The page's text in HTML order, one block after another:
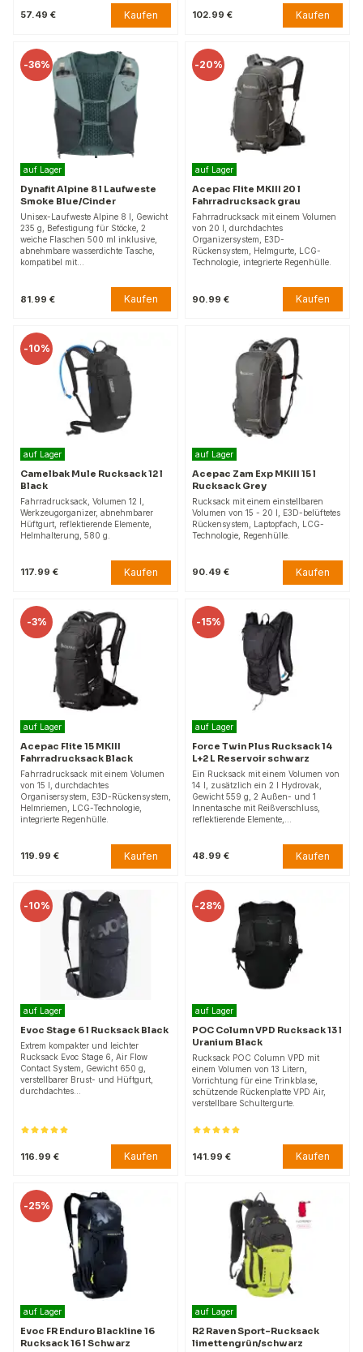
57.49 € Kaufen 102.99 € Kaufen
-36%
auf Lager
Dynafit Alpine 8 l Laufweste
Smoke Blue/Cinder
Unisex-Laufweste Alpine 8 l, Gewicht
235 g, Befestigung für Stöcke, 2
weiche Flaschen 500 ml inklusive,
abnehmbare wasserdichte Tasche,
kompatibel mit…
81.99 € Kaufen
-20%
auf Lager
Acepac Flite MKIII 20 l
Fahrradrucksack grau
Fahrradrucksack mit einem Volumen
von 20 l, durchdachtes
Organizersystem, E3D-
Rückensystem, Helmgurte, LCG-
Technologie, integrierte Regenhülle.
90.99 € Kaufen
-10%
auf Lager
Camelbak Mule Rucksack 12 l
Black
Fahrradrucksack, Volumen 12 l,
Werkzeugorganizer, abnehmbarer
Hüftgurt, reflektierende Elemente,
Helmhalterung, 580 g.
117.99 € Kaufen
auf Lager
Acepac Zam Exp MKIII 15 l
Rucksack Grey
Rucksack mit einem einstellbaren
Volumen von 15 - 20 l, E3D-belüftetes
Rückensystem, Laptopfach, LCG-
Technologie, Regenhülle.
90.49 € Kaufen
-3%
auf Lager
Acepac Flite 15 MKIII
Fahrradrucksack Black
Fahrradrucksack mit einem Volumen
von 15 l, durchdachtes
Organisersystem, E3D-Rückensystem,
Helmriemen, LCG-Technologie,
integrierte Regenhülle.
119.99 € Kaufen
-15%
auf Lager
Force Twin Plus Rucksack 14
L+2 L Reservoir schwarz
Ein Rucksack mit einem Volumen von
14 l, zusätzlich ein 2 l Hydrovak,
Gewicht 559 g, 2 Außen- und 1
Innentasche mit Reißverschluss,
reflektierende Elemente,…
48.99 € Kaufen
-10%
auf Lager
Evoc Stage 6 l Rucksack Black
Extrem kompakter und leichter
Rucksack Evoc Stage 6, Air Flow
Contact System, Gewicht 650 g,
verstellbarer Brust- und Hüftgurt,
durchdachtes…
116.99 € Kaufen
-28%
auf Lager
POC Column VPD Rucksack 13 l
Uranium Black
Rucksack POC Column VPD mit
einem Volumen von 13 Litern,
Vorrichtung für eine Trinkblase,
schützende Rückenplatte VPD Air,
verstellbare Schultergurte.
141.99 € Kaufen
-25%
auf Lager
Evoc FR Enduro Blackline 16
Rucksack 16 l Schwarz
auf Lager
R2 Raven Sport-Rucksack
limettengrün/schwarz